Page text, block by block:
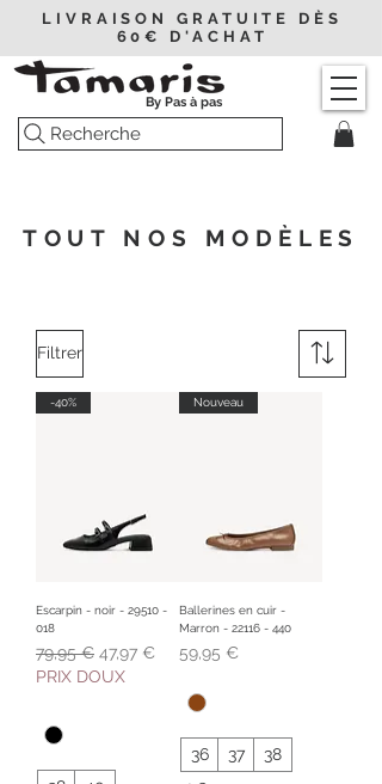
LIVRAISON GRATUITE DÈS
60€ D'ACHAT
Recherche
By Pas à pas
TOUT NOS MODÈLES
Filtrer
-40%
Escarpin - noir - 29510 -
018
Prix original
79,95 € Prix promotionnel
47,97 €
PRIX DOUX
Nouveau
Ballerines en cuir -
Marron - 22116 - 440
Prix
59,95 €
36 37
38